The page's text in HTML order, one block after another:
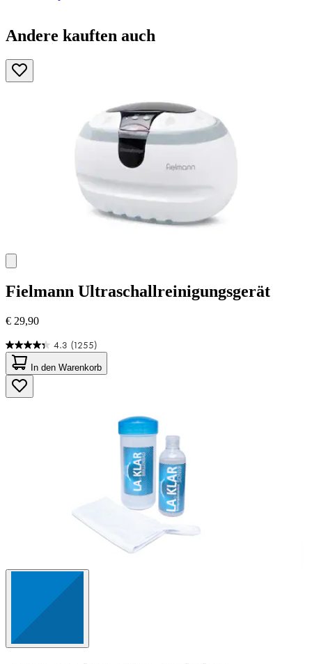
Andere kauften auch
Fielmann Ultraschallreinigungsgerät
€ 29,90
4.3 (1255)
4.3
von
5
Sternen.
1255
In den Warenkorb